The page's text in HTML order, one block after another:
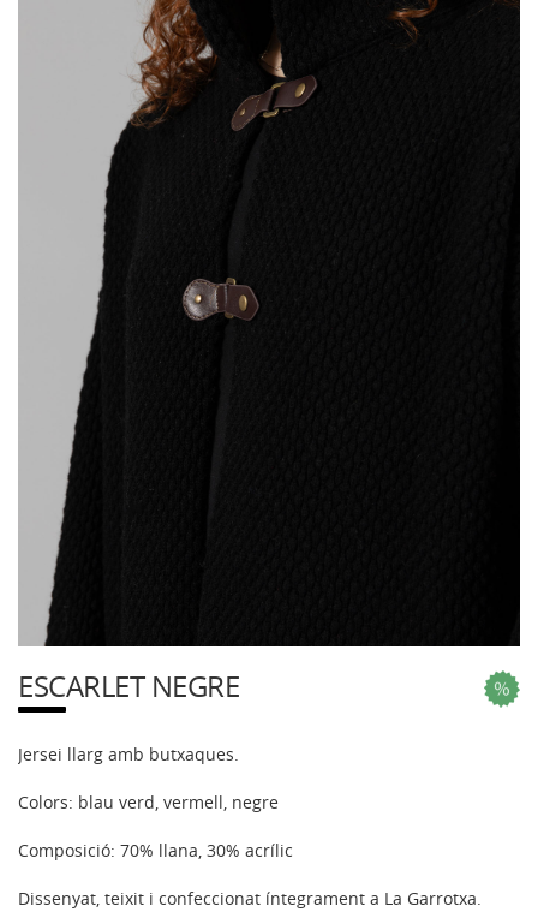
ESCARLET NEGRE
Jersei llarg amb butxaques.
Colors: blau verd, vermell, negre
Composició: 70% llana, 30% acrílic
Dissenyat, teixit i confeccionat íntegrament a La Garrotxa.